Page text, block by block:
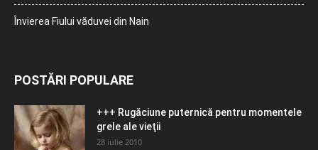
Învierea Fiului văduvei din Nain
POSTĂRI POPULARE
+++ Rugăciune puternică pentru momentele
grele ale vieţii
28 iulie 2010